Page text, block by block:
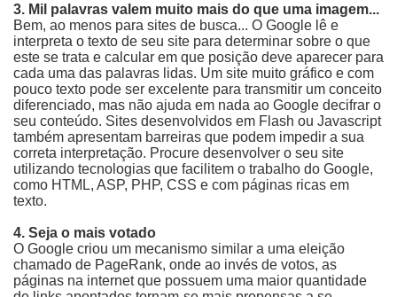
3. Mil palavras valem muito mais do que uma imagem...
Bem, ao menos para sites de busca... O Google lê e
interpreta o texto de seu site para determinar sobre o que
este se trata e calcular em que posição deve aparecer para
cada uma das palavras lidas. Um site muito gráfico e com
pouco texto pode ser excelente para transmitir um conceito
diferenciado, mas não ajuda em nada ao Google decifrar o
seu conteúdo. Sites desenvolvidos em Flash ou Javascript
também apresentam barreiras que podem impedir a sua
correta interpretação. Procure desenvolver o seu site
utilizando tecnologias que facilitem o trabalho do Google,
como HTML, ASP, PHP, CSS e com páginas ricas em
texto.
4. Seja o mais votado
O Google criou um mecanismo similar a uma eleição
chamado de PageRank, onde ao invés de votos, as
páginas na internet que possuem uma maior quantidade